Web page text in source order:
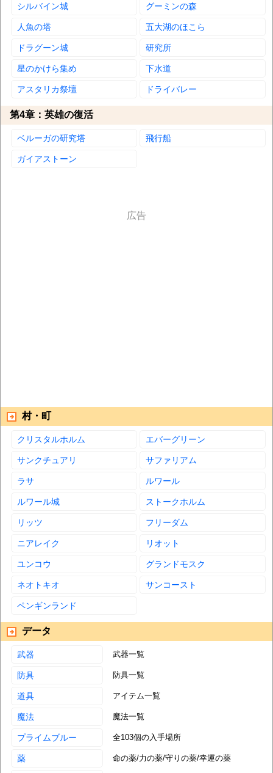
シルバイン城 グーミンの森
人魚の塔 五大湖のほこら
ドラグーン城 研究所
星のかけら集め 下水道
アスタリカ祭壇 ドライバレー
第4章：英雄の復活
ベルーガの研究塔 飛行船
ガイアストーン
村・町
クリスタルホルム エバーグリーン
サンクチュアリ サファリアム
ラサ ルワール
ルワール城 ストークホルム
リッツ フリーダム
ニアレイク リオット
ユンコウ グランドモスク
ネオトキオ サンコースト
ペンギンランド
データ
武器 武器一覧
防具 防具一覧
道具 アイテム一覧
魔法 魔法一覧
プライムブルー 全103個の入手場所
薬 命の薬/力の薬/守りの薬/幸運の薬